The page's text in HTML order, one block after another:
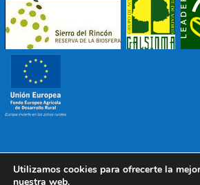
© 2022 Mancomunidad Sierra del
Utilizamos cookies para ofrecerte la
nuestra web.